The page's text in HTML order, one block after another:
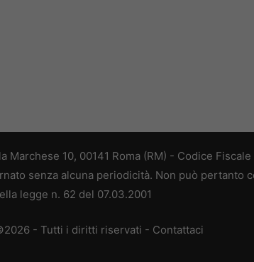
10, 00141 Roma (RM) - Codice Fiscale
senza alcuna periodicità. Non può pertanto
legge n. 62 del 07.03.2001
- Tutti i diritti riservati - Contattaci